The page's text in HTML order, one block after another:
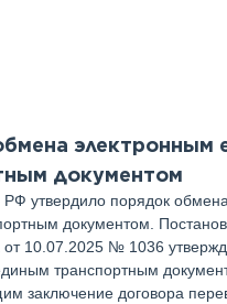
электронным
документом
РФ утвердило порядок
документом.
от 10.07.2025 № 1036
транспортным
заключение договора